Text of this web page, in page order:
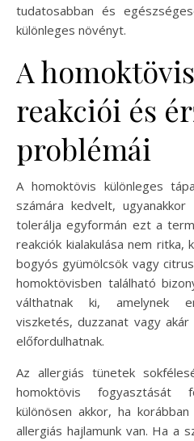
tudatosabban és
különleges növényt.
A
reakciói és
problémái
A homoktövis különleges
számára kedvelt,
tolerálja egyformán ezt a
reakciók kialakulása nem ritka,
bogyós gyümölcsök vagy
homoktövisben található
válthatnak ki, amelynek
viszketés, duzzanat vagy
előfordulhatnak.
Az allergiás tünetek
homoktövis fogyasztását
különösen akkor, ha
allergiás hajlamunk van. Ha a